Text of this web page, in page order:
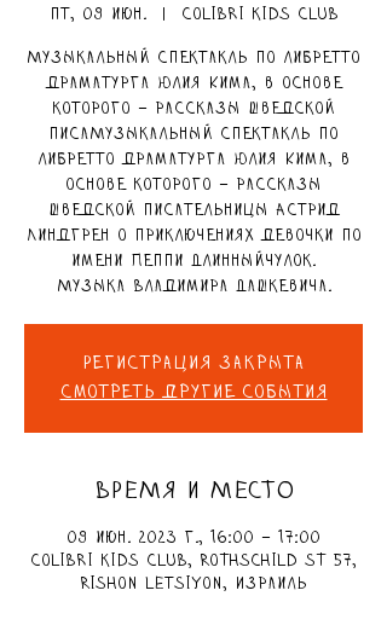
пт, 09 июн.
  |
Colibri Kids Club
Музыкальный спектакль по либретто
драматурга Юлия Кима, в основе
которого – рассказы шведской
писаМузыкальный спектакль по
либретто драматурга Юлия Кима, в
основе которого – рассказы
шведской писательницы Астрид
Линдгрен о приключениях девочки по
имени Пеппи Длинныйчулок.
Музыка Владимира Дашкевича.
Регистрация закрыта
Смотреть другие события
ВРЕМЯ И МЕСТО
09 июн. 2023 г., 16:00 – 17:00
Colibri Kids Club, Rothschild St 57,
Rishon LeTsiyon, Израиль